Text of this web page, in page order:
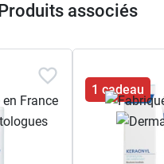
Produits associés
1 cadeau